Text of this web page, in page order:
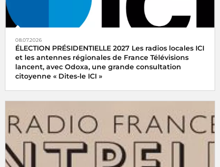
08.07.2026
ÉLECTION PRÉSIDENTIELLE 2027 Les radios locales ICI
et les antennes régionales de France Télévisions
lancent, avec Odoxa, une grande consultation
citoyenne « Dites-le ICI »